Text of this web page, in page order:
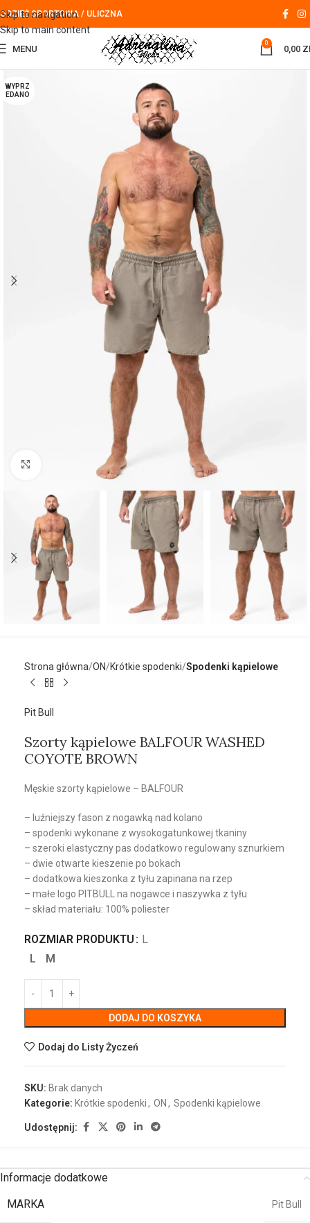
Skip to navigation
Skip to main content
ODZIEŻ SPORTOWA / ULICZNA
MENU
0
0,00
WYPRZ
EDANO
Kliknij aby powiększyć
Strona główna ON Krótkie spodenki Spodenki kąpielowe
Pit Bull
Szorty kąpielowe BALFOUR WASHED
COYOTE BROWN
Męskie szorty kąpielowe – BALFOUR
– luźniejszy fason z nogawką nad kolano
– spodenki wykonane z wysokogatunkowej tkaniny
– szeroki elastyczny pas dodatkowo regulowany sznurkiem
– dwie otwarte kieszenie po bokach
– dodatkowa kieszonka z tyłu zapinana na rzep
– małe logo PITBULL na nogawce i naszywka z tyłu
– skład materiału: 100% poliester
ROZMIAR PRODUKTU
L
L
M
DODAJ DO KOSZYKA
Dodaj do Listy Życzeń
SKU: Brak danych
Kategorie: Krótkie spodenki, ON , Spodenki kąpielowe
Udostępnij:
Informacje dodatkowe
MARKA
Pit Bull